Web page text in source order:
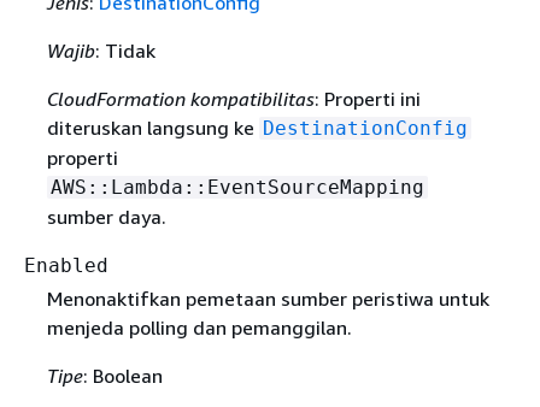
Wajib: Tidak
CloudFormation kompatibilitas: Properti ini
diteruskan langsung ke DestinationConfig
properti
AWS::Lambda::EventSourceMapping
sumber daya.
Enabled
Menonaktifkan pemetaan sumber peristiwa untuk
menjeda polling dan pemanggilan.
Tipe: Boolean